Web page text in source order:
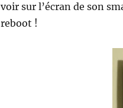
voir sur l’écran de son
reboot !